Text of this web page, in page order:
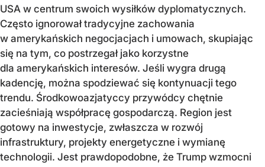
USA w centrum swoich wysiłków dyplomatycznych.
Często ignorował tradycyjne zachowania
w amerykańskich negocjacjach i umowach, skupiając
się na tym, co postrzegał jako korzystne
dla amerykańskich interesów. Jeśli wygra drugą
kadencję, można spodziewać się kontynuacji tego
trendu. Środkowoazjatyccy przywódcy chętnie
zacieśniają współpracę gospodarczą. Region jest
gotowy na inwestycje, zwłaszcza w rozwój
infrastruktury, projekty energetyczne i wymianę
technologii. Jest prawdopodobne, że Trump wzmocni